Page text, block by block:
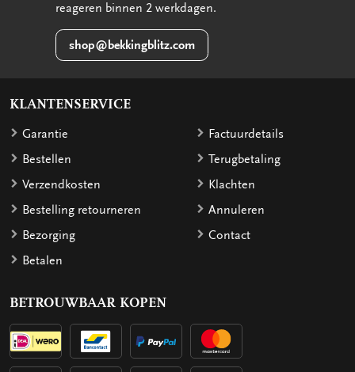
reageren binnen 2 werkdagen.
shop@bekkingblitz.com
KLANTENSERVICE
Garantie
Bestellen
Verzendkosten
Bestelling retourneren
Bezorging
Betalen
Factuurdetails
Terugbetaling
Klachten
Annuleren
Contact
BETROUWBAAR KOPEN